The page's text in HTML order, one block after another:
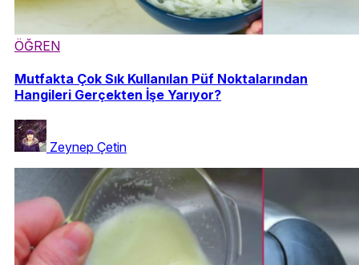
ÖĞREN
Mutfakta Çok Sık Kullanılan Püf Noktalarından
Hangileri Gerçekten İşe Yarıyor?
Zeynep Çetin